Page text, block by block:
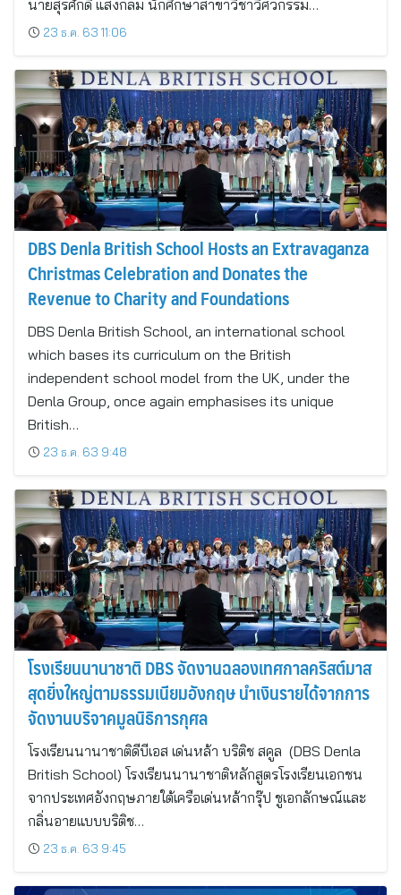
นายสุรศักดิ์ แสงกลม นักศึกษาสาขาวิชาวิศวกรรม…
23 ธ.ค. 63 11:06
DBS Denla British School Hosts an Extravaganza
Christmas Celebration and Donates the
Revenue to Charity and Foundations
DBS Denla British School, an international school
which bases its curriculum on the British
independent school model from the UK, under the
Denla Group, once again emphasises its unique
British…
23 ธ.ค. 63 9:48
โรงเรียนนานาชาติ DBS จัดงานฉลองเทศกาลคริสต์มาส
สุดยิ่งใหญ่ตามธรรมเนียมอังกฤษ นำเงินรายได้จากการ
จัดงานบริจาคมูลนิธิการกุศล
โรงเรียนนานาชาติดีบีเอส เด่นหล้า บริติช สคูล (DBS Denla
British School) โรงเรียนนานาชาติหลักสูตรโรงเรียนเอกชน
จากประเทศอังกฤษภายใต้เครือเด่นหล้ากรุ๊ป ชูเอกลักษณ์และ
กลิ่นอายแบบบริติช…
23 ธ.ค. 63 9:45